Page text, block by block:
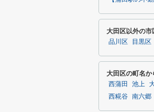
大田区以外の
品川区 目黒区
大田区の町名か
西蒲田 池上
西糀谷 南六郷